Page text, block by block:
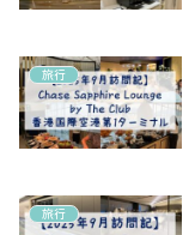
旅行
旅行